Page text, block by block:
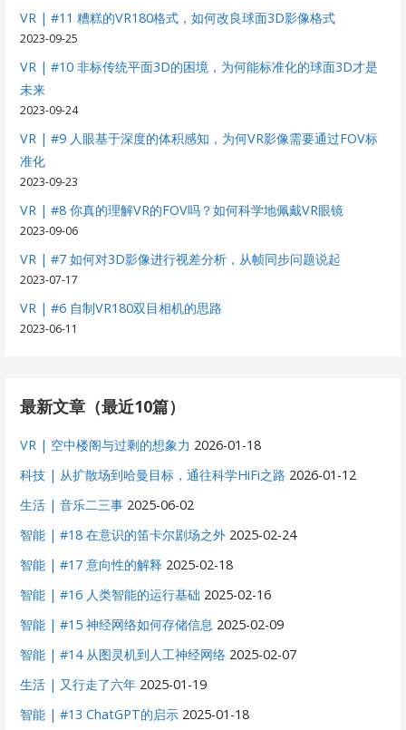
VR | #11 糟糕的VR180格式，如何改良球面3D影像格式
2023-09-25
VR | #10 非标传统平面3D的困境，为何能标准化的球面3D才是
未来
2023-09-24
VR | #9 人眼基于深度的体积感知，为何VR影像需要通过FOV标
准化
2023-09-23
VR | #8 你真的理解VR的FOV吗？如何科学地佩戴VR眼镜
2023-09-06
VR | #7 如何对3D影像进行视差分析，从帧同步问题说起
2023-07-17
VR | #6 自制VR180双目相机的思路
2023-06-11
最新文章（最近10篇）
VR | 空中楼阁与过剩的想象力 2026-01-18
科技 | 从扩散场到哈曼目标，通往科学HiFi之路 2026-01-12
生活 | 音乐二三事 2025-06-02
智能 | #18 在意识的笛卡尔剧场之外 2025-02-24
智能 | #17 意向性的解释 2025-02-18
智能 | #16 人类智能的运行基础 2025-02-16
智能 | #15 神经网络如何存储信息 2025-02-09
智能 | #14 从图灵机到人工神经网络 2025-02-07
生活 | 又行走了六年 2025-01-19
智能 | #13 ChatGPT的启示 2025-01-18